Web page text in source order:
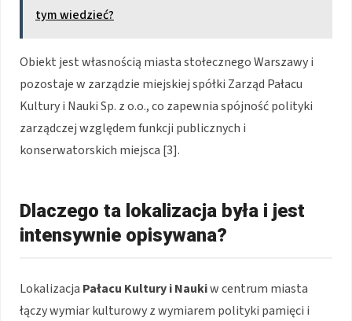
tym wiedzieć?
Obiekt jest własnością miasta stołecznego Warszawy i
pozostaje w zarządzie miejskiej spółki Zarząd Pałacu
Kultury i Nauki Sp. z o.o., co zapewnia spójność polityki
zarządczej względem funkcji publicznych i
konserwatorskich miejsca [3].
Dlaczego ta lokalizacja była i jest
intensywnie opisywana?
Lokalizacja Pałacu Kultury i Naukiw centrum miasta
łączy wymiar kulturowy z wymiarem polityki pamięci i